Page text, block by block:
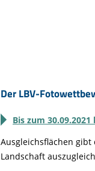
Der LBV-
Bis zum
Ausgleichsflächen
Landschaft